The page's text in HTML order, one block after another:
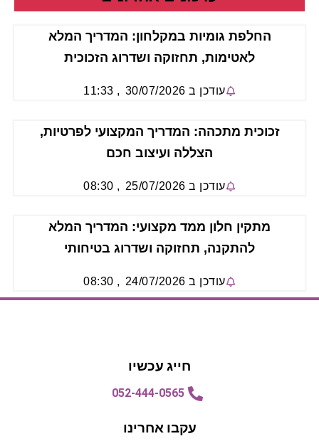
החלפת גומיות במקלחון: המדריך המלא
לאטימות, תחזוקה ושדרוג הזכוכית
עודכן ב 30/07/2026
,
11:33
זכוכית מתכהה: המדריך המקצועי לפרטיות,
הצללה ועיצוב חכם
עודכן ב 25/07/2026
,
08:30
מתקין חלון ממד מקצועי: המדריך המלא
להתקנה, תחזוקה ושדרוג בטיחותי
עודכן ב 24/07/2026
,
08:30
חייג עכשיו
052-444-0565
עקבו אחרינו